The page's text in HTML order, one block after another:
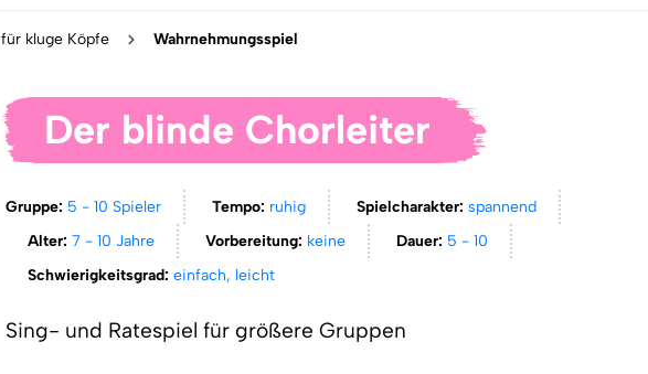
kluge Köpfe Wahrnehmungsspiel
Der blinde Chorleiter
Gruppe: 5 - 10 Spieler Tempo: ruhig Spielcharakter:spannend
Alter:7 - 10 Jahre Vorbereitung: keine Dauer: 5 - 10
Schwierigkeitsgrad:einfach, leicht
Sing- und Ratespiel für größere Gruppen